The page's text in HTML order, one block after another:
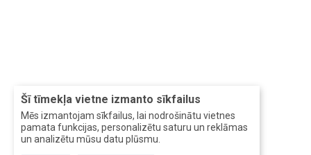
Šī tīmekļa vietne izmanto sīkfailus
Mēs izmantojam sīkfailus, lai nodrošinātu vietnes
pamata funkcijas, personalizētu saturu un reklāmas
un analizētu mūsu datu plūsmu.